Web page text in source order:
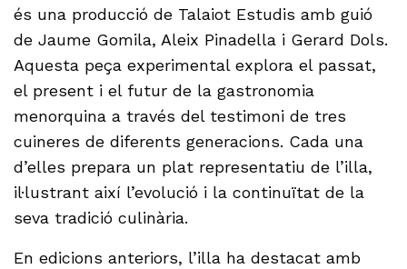
és una producció de Talaiot Estudis amb guió
de Jaume Gomila, Aleix Pinadella i Gerard Dols.
Aquesta peça experimental explora el passat,
el present i el futur de la gastronomia
menorquina a través del testimoni de tres
cuineres de diferents generacions. Cada una
d’elles prepara un plat representatiu de l’illa,
il·lustrant així l’evolució i la continuïtat de la
seva tradició culinària.
En edicions anteriors, l’illa ha destacat amb